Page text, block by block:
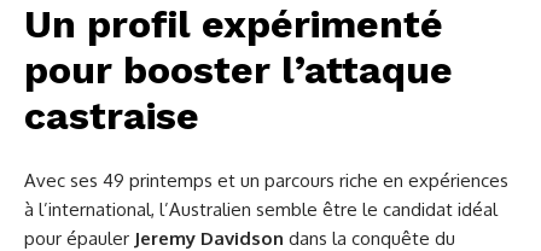
Un profil expérimenté
pour booster l’attaque
castraise
Avec ses 49 printemps et un parcours riche en expériences
à l’international, l’Australien semble être le candidat idéal
pour épauler Jeremy Davidson dans la conquête du